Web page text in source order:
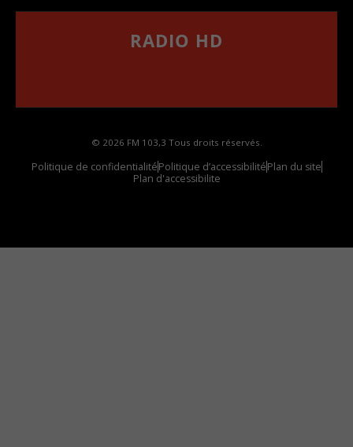
RADIO HD
© 2026 FM 103,3 Tous droits réservés.
Politique de confidentialitéPolitique d’accessibilitéPlan du site
Plan d'accessibilite